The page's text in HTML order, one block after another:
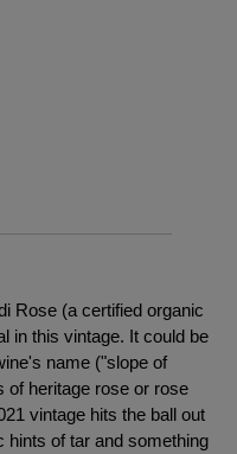
Rose (a certified organic
in this vintage. It could be
name ("slope of
of heritage rose or rose
vintage hits the ball out
hints of tar and something